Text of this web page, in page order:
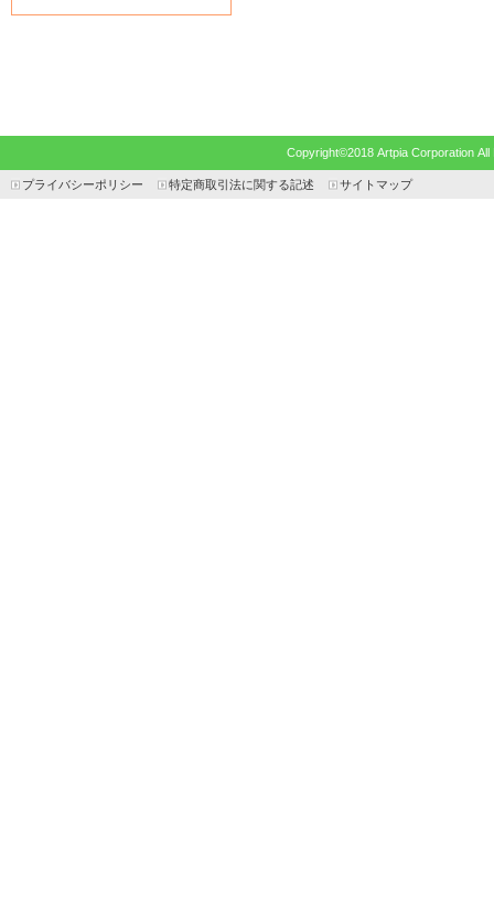
Copyright©2018 Artpia Corporation
プライバシーポリシー 特定商取引法に関する記述 サイトマップ